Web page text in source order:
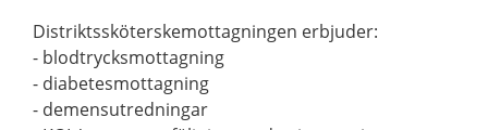
Distriktssköterskemottagningen erbjuder:
- blodtrycksmottagning
- diabetesmottagning
- demensutredningar